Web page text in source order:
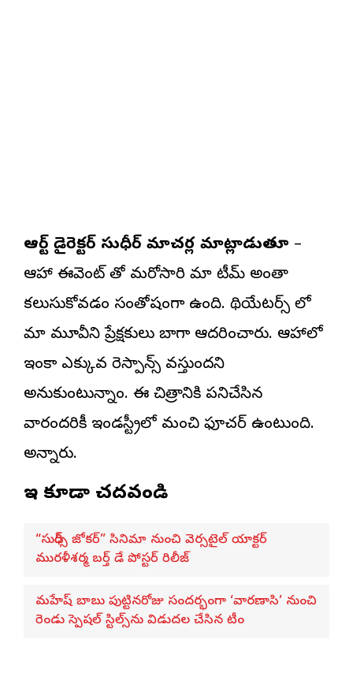
ఆర్ట్ డైరెక్టర్ సుధీర్ మాచర్ల మాట్లాడుతూ –
ఆహా ఈవెంట్ తో మరోసారి మా టీమ్ అంతా
కలుసుకోవడం సంతోషంగా ఉంది. థియేటర్స్ లో
మా మూవీని ప్రేక్షకులు బాగా ఆదరించారు. ఆహాలో
ఇంకా ఎక్కువ రెస్పాన్స్ వస్తుందని
అనుకుంటున్నాం. ఈ చిత్రానికి పనిచేసిన
వారందరికీ ఇండస్ట్రీలో మంచి ఫ్యూచర్ ఉంటుంది.
అన్నారు.
ఇవి కూడా చదవండి
“సుధీర్స్ జోకర్” సినిమా నుంచి వెర్సటైల్ యాక్టర్
మురళీశర్మ బర్త్ డే పోస్టర్ రిలీజ్
మహేష్ బాబు పుట్టినరోజు సందర్భంగా ‘వారణాసి’ నుంచి
రెండు స్పెషల్ స్టిల్స్‌ను విడుదల చేసిన టీం